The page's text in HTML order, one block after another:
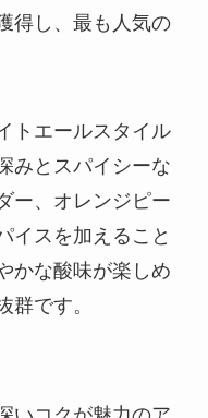
得し、最も人気の
トエールスタイル
みとスパイシーな
ー、オレンジピー
イスを加えること
かな酸味が楽しめ
群です。